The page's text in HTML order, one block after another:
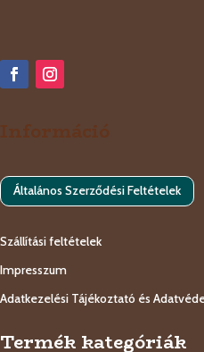
Információ
Általános Szerződési Feltételek
Szállítási feltételek
Impresszum
Adatkezelési Tájékoztató és
Termék kategóriák